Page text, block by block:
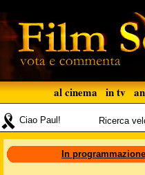
al cinema in tv
Ciao Paul! Ricerca
In programmazione